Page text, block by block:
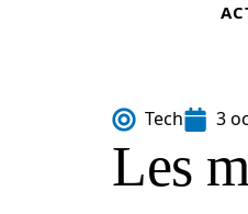
Tech 3
Les